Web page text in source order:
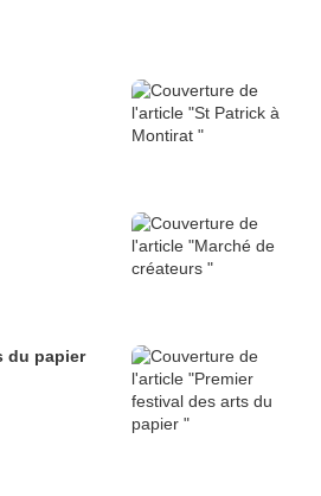
du papier